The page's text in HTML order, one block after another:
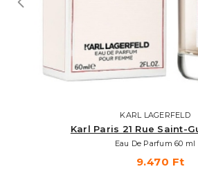
KARL LAGERFELD
Karl Paris 21 Rue Saint-
Eau De Parfum 60 ml
9.470 Ft